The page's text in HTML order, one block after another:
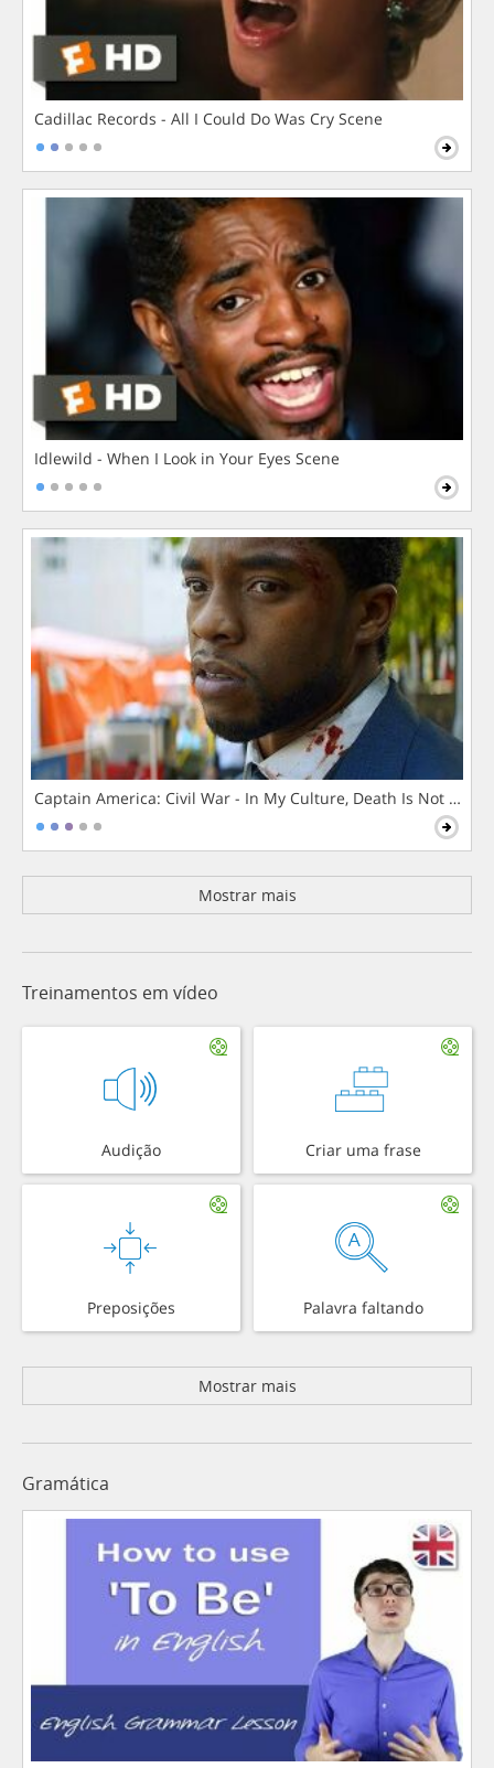
Cadillac Records - All I Could Do Was Cry Scene
Idlewild - When I Look in Your Eyes Scene
Captain America: Civil War - In My Culture, Death Is Not The
Mostrar mais
Treinamentos em vídeo
Audição Criar uma frase
Preposições Palavra faltando
Mostrar mais
Gramática